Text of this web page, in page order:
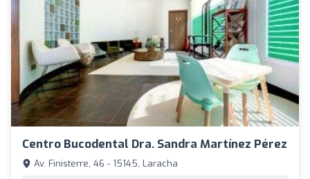
Centro Bucodental Dra. Sandra Martínez Pérez
Av. Finisterre, 46 - 15145, Laracha